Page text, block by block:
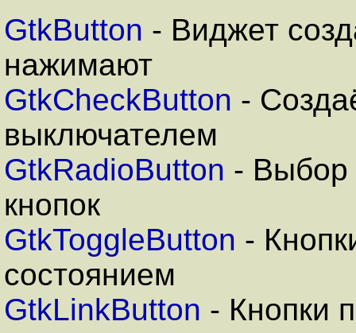
GtkButton - Виджет
нажимают
GtkCheckButton -
выключателем
GtkRadioButton - Выбор
кнопок
GtkToggleButton -
состоянием
GtkLinkButton - Кнопки